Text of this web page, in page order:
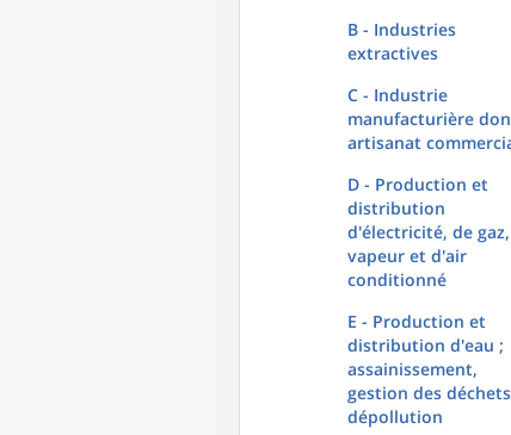
B - Industries
extractives
C - Industrie
manufacturière
artisanat
D - Production et
distribution
d'électricité, de
vapeur et d'air
conditionné
E - Production et
distribution d'eau ;
assainissement,
gestion des
dépollution